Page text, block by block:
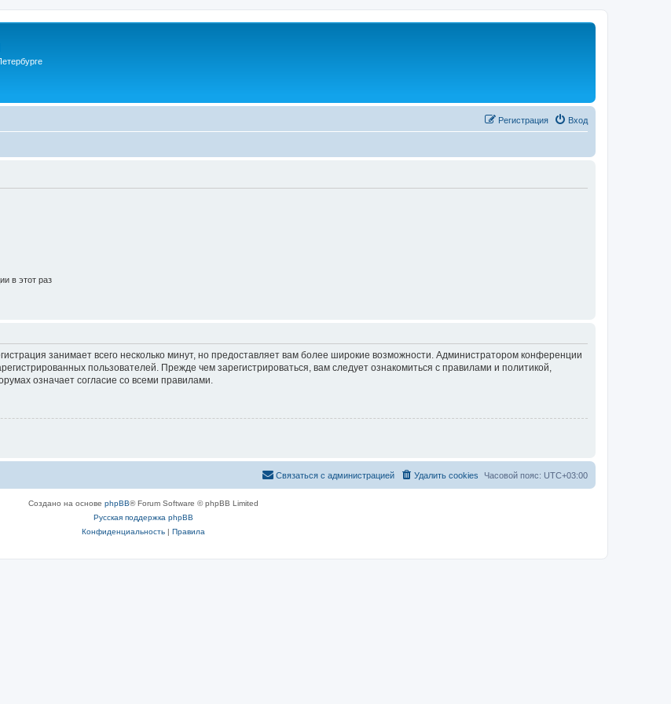
Вход
Регистрация
в этот раз
занимает всего несколько минут, но предоставляет вам более широкие возможности. Администратором конференции
пользователей. Прежде чем зарегистрироваться, вам следует ознакомиться с правилами и политикой,
означает согласие со всеми правилами.
Часовой пояс: UTC+03:00
Удалить cookies
Связаться с администрацией
Создано на основе phpBB® Forum Software © phpBB Limited
Русская поддержка phpBB
Конфиденциальность| Правила